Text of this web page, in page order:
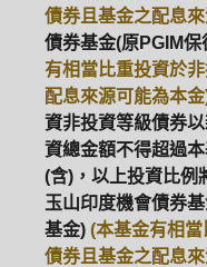
債券且基金之配息
債券基金(原PGIM
有相當比重投資於
配息來源可能為本
資非投資等級債券
資總金額不得超過
(含)，以上投資比例
玉山印度機會債券
基金) (本基金有相
債券且基金之配息